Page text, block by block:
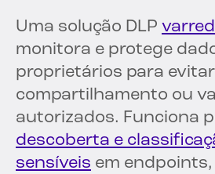
Uma solução DLP
monitora e protege
proprietários para
compartilhamento ou
autorizados. Funciona
descoberta e
sensíveis em endpoints,